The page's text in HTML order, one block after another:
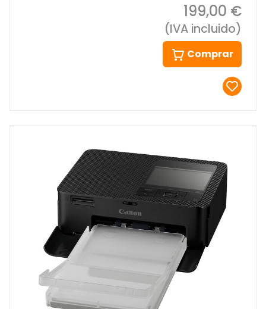
199,00 €
(IVA incluido)
Comprar